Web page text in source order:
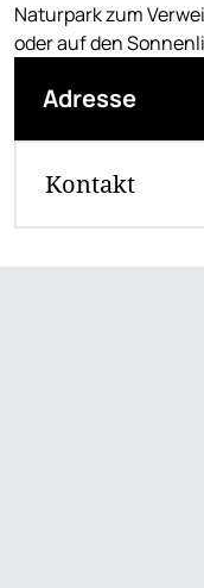
Naturpark zum
oder auf den
Adresse
Kontakt